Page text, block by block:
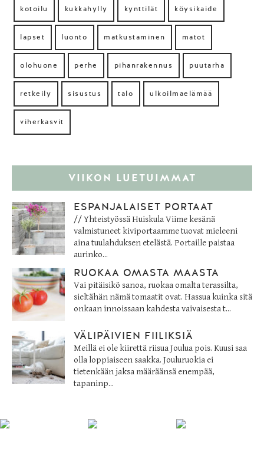
kotoilu kukkahylly kynttilät köysikaide
lapset luonto matkustaminen matot
olohuone perhe pihanrakennus puutarha
retkeily sisustus talo ulkoilmaelämää
viherkasvit
VIIKON LUETUIMMAT
ESPANJALAISET PORTAAT
// Yhteistyössä Huiskula Viime kesänä
valmistuneet kiviportaamme tuovat mieleeni
aina tuulahduksen etelästä. Portaille paistaa
aurinko...
RUOKAA OMASTA MAASTA
Vai pitäisikö sanoa, ruokaa omalta terassilta,
sieltähän nämä tomaatit ovat. Hassua kuinka sitä
onkaan innoissaan kahdesta vaivaisesta t...
VÄLIPÄIVIEN FIILIKSIÄ
Meillä ei ole kiirettä riisua Joulua pois. Kuusi saa
olla loppiaiseen saakka. Jouluruokia ei
tietenkään jaksa määräänsä enempää,
tapaninp...